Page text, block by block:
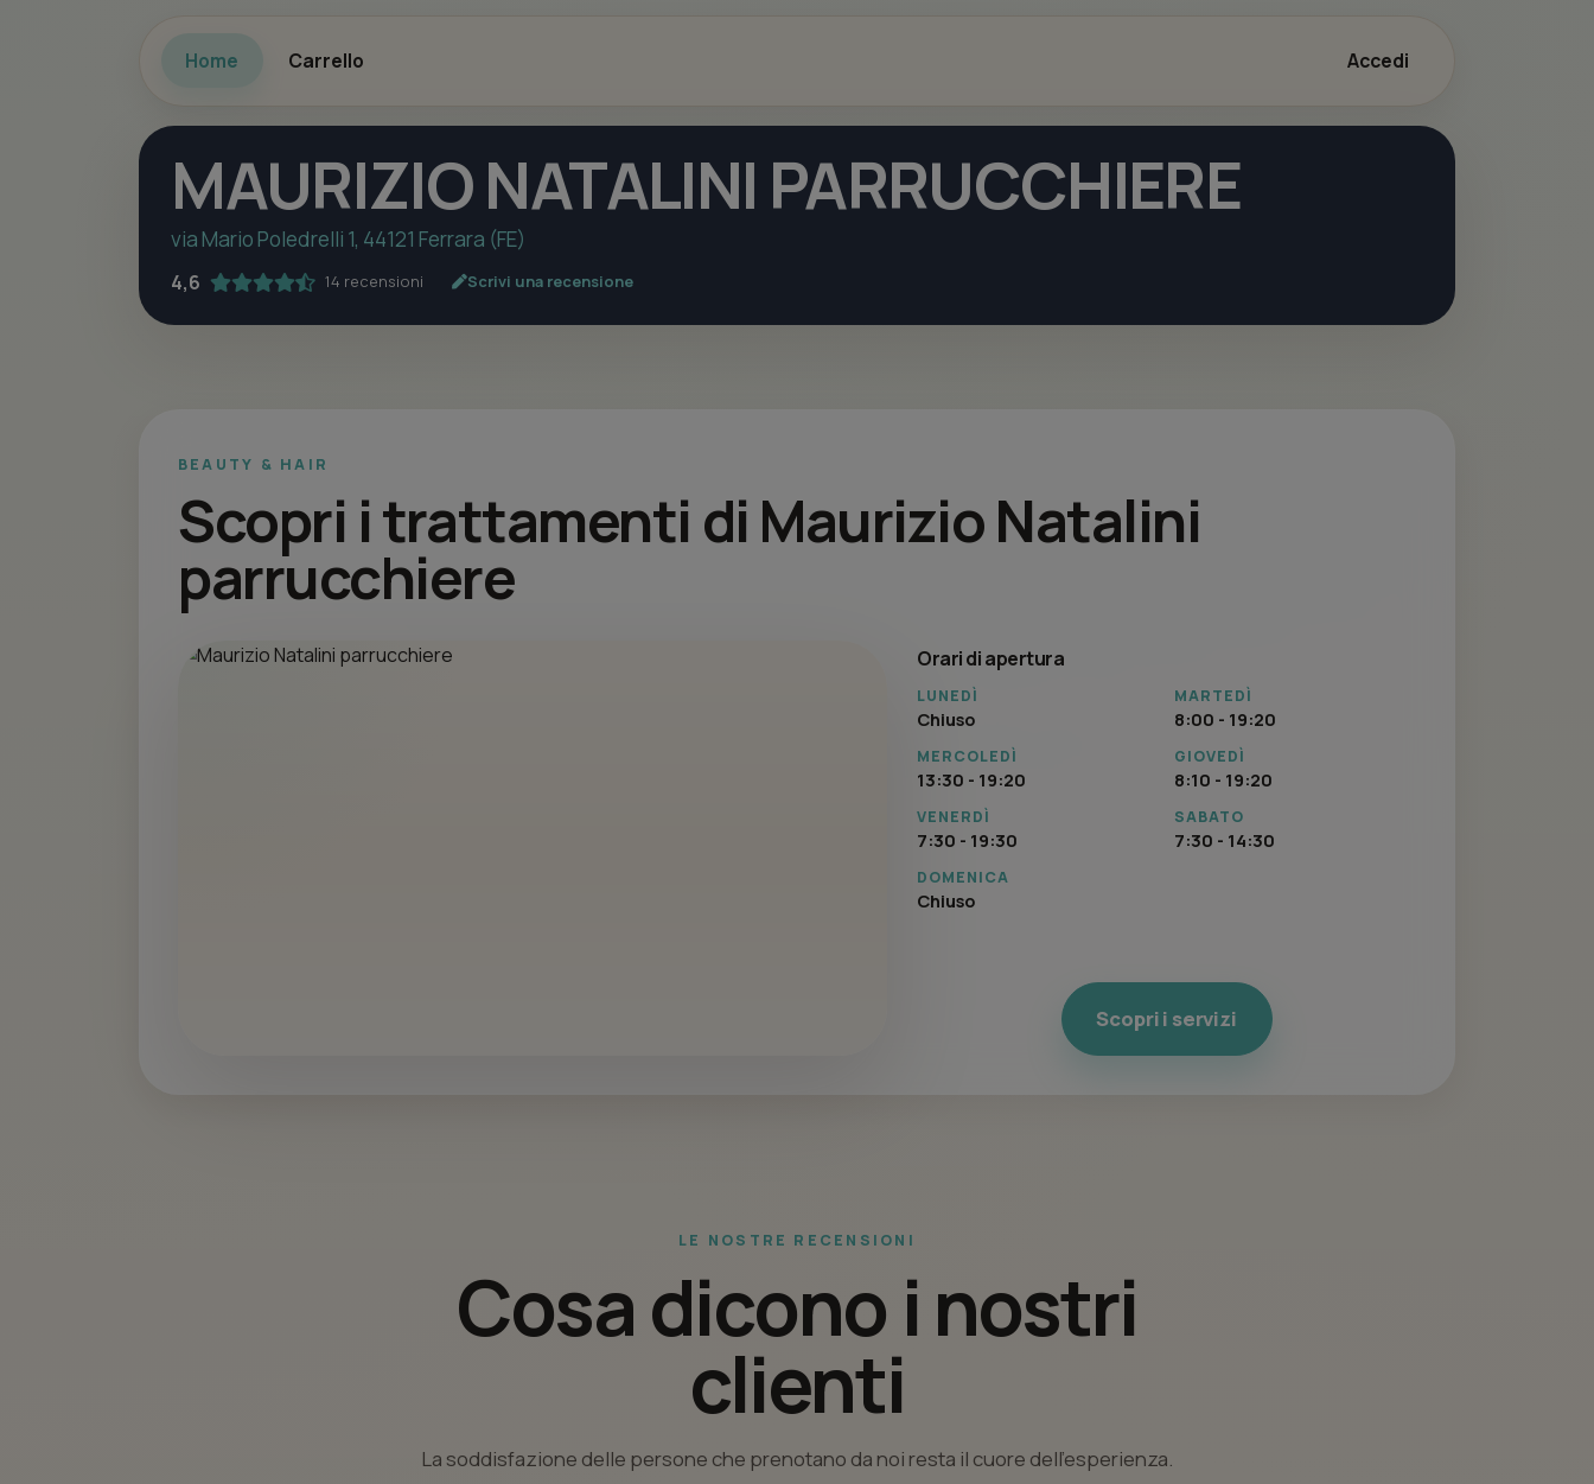
Home Carrello Accedi
MAURIZIO NATALINI PARRUCCHIERE
via Mario Poledrelli 1, 44121 Ferrara (FE)
4,6 14 recensioni Scrivi una recensione
BEAUTY & HAIR
Scopri i trattamenti di Maurizio Natalini
parrucchiere
Orari di apertura
LUNEDÌ
Chiuso
MARTEDÌ
8:00 - 19:20
MERCOLEDÌ
13:30 - 19:20
GIOVEDÌ
8:10 - 19:20
VENERDÌ
7:30 - 19:30
SABATO
7:30 - 14:30
DOMENICA
Chiuso
Scopri i servizi
LE NOSTRE RECENSIONI
Cosa dicono i nostri
clienti
La soddisfazione delle persone che prenotano da noi resta il cuore dell’esperienza.